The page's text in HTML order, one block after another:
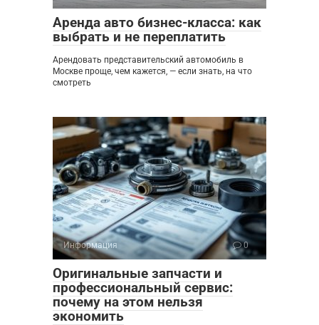
Аренда авто бизнес-класса: как
выбрать и не переплатить
Арендовать представительский автомобиль в
Москве проще, чем кажется, — если знать, на что
смотреть
Информация 0
Оригинальные запчасти и
профессиональный сервис:
почему на этом нельзя
экономить